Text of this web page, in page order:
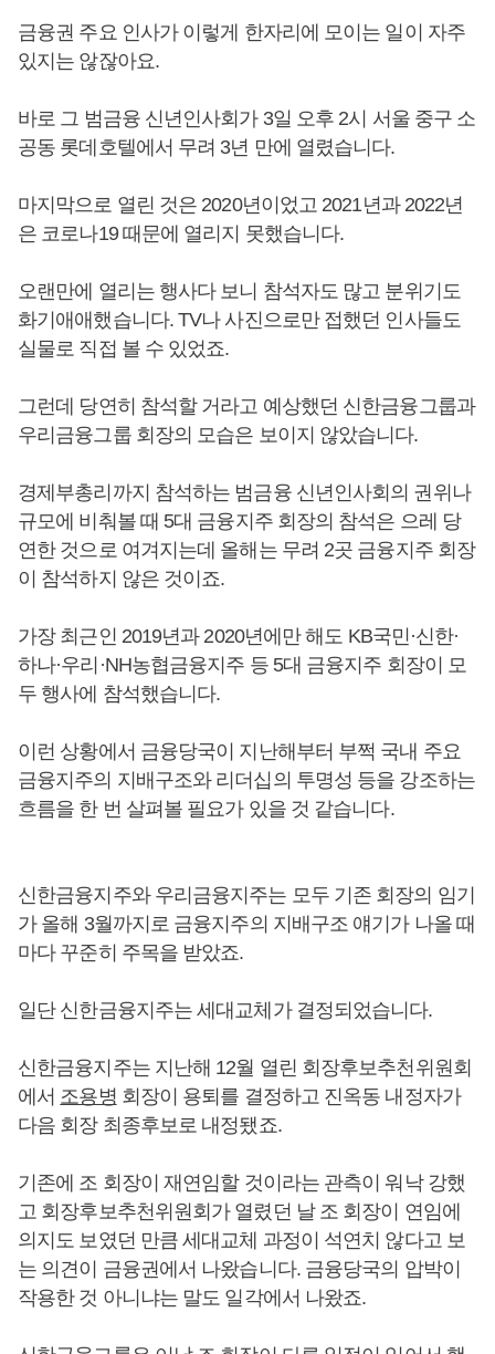
금융권 주요 인사가 이렇게 한자리에 모이는 일이 자주
있지는 않잖아요.
바로 그 범금융 신년인사회가 3일 오후 2시 서울 중구 소
공동 롯데호텔에서 무려 3년 만에 열렸습니다.
마지막으로 열린 것은 2020년이었고 2021년과 2022년
은 코로나19 때문에 열리지 못했습니다.
오랜만에 열리는 행사다 보니 참석자도 많고 분위기도
화기애애했습니다. TV나 사진으로만 접했던 인사들도
실물로 직접 볼 수 있었죠.
그런데 당연히 참석할 거라고 예상했던 신한금융그룹과
우리금융그룹 회장의 모습은 보이지 않았습니다.
경제부총리까지 참석하는 범금융 신년인사회의 권위나
규모에 비춰볼 때 5대 금융지주 회장의 참석은 으레 당
연한 것으로 여겨지는데 올해는 무려 2곳 금융지주 회장
이 참석하지 않은 것이죠.
가장 최근인 2019년과 2020년에만 해도 KB국민·신한·
하나·우리·NH농협금융지주 등 5대 금융지주 회장이 모
두 행사에 참석했습니다.
이런 상황에서 금융당국이 지난해부터 부쩍 국내 주요
금융지주의 지배구조와 리더십의 투명성 등을 강조하는
흐름을 한 번 살펴볼 필요가 있을 것 같습니다.
신한금융지주와 우리금융지주는 모두 기존 회장의 임기
가 올해 3월까지로 금융지주의 지배구조 얘기가 나올 때
마다 꾸준히 주목을 받았죠.
일단 신한금융지주는 세대교체가 결정되었습니다.
신한금융지주는 지난해 12월 열린 회장후보추천위원회
에서 조용병 회장이 용퇴를 결정하고 진옥동 내정자가
다음 회장 최종후보로 내정됐죠.
기존에 조 회장이 재연임할 것이라는 관측이 워낙 강했
고 회장후보추천위원회가 열렸던 날 조 회장이 연임에
의지도 보였던 만큼 세대교체 과정이 석연치 않다고 보
는 의견이 금융권에서 나왔습니다. 금융당국의 압박이
작용한 것 아니냐는 말도 일각에서 나왔죠.